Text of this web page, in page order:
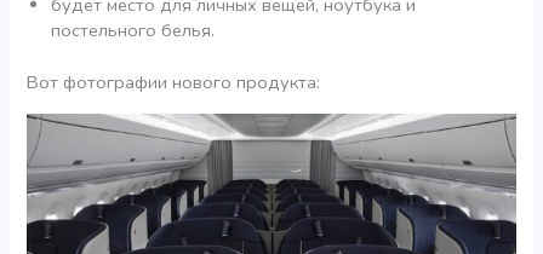
будет место для личных вещей, ноутбука и
постельного белья.
Вот фотографии нового продукта: